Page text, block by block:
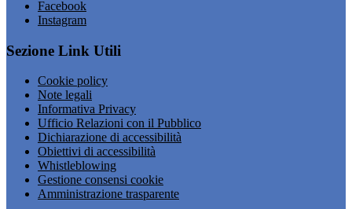
Facebook
Instagram
Sezione Link Utili
Cookie policy
Note legali
Informativa Privacy
Ufficio Relazioni con il Pubblico
Dichiarazione di accessibilità
Obiettivi di accessibilità
Whistleblowing
Gestione consensi cookie
Amministrazione trasparente